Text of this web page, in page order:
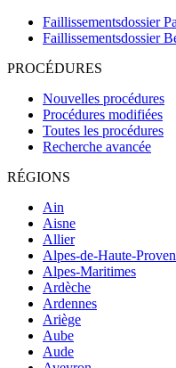
Faillissementsdossier
Faillissementsdossier
PROCÉDURES
Nouvelles procédures
Procédures modifiées
Toutes les procédures
Recherche avancée
RÉGIONS
Ain
Aisne
Allier
Alpes-de-Haute-
Alpes-Maritimes
Ardèche
Ardennes
Ariège
Aube
Aude